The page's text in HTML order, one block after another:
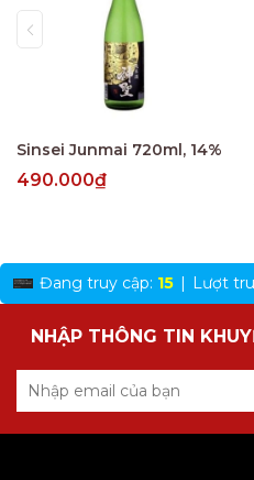
Sinsei Junmai 720ml, 14%
490.000₫
Đang truy cập: 15 | Lượt
NHẬP THÔNG TIN